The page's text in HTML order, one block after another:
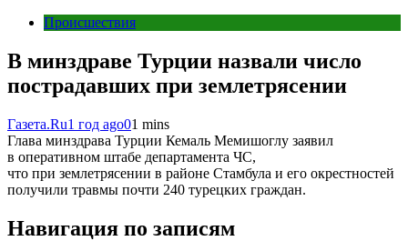
Происшествия
В минздраве Турции назвали число
пострадавших при землетрясении
Газета.Ru1 год ago01 mins
Глава минздрава Турции Кемаль Мемишоглу заявил
в оперативном штабе департамента ЧС,
что при землетрясении в районе Стамбула и его окрестностей
получили травмы почти 240 турецких граждан.
Навигация по записям